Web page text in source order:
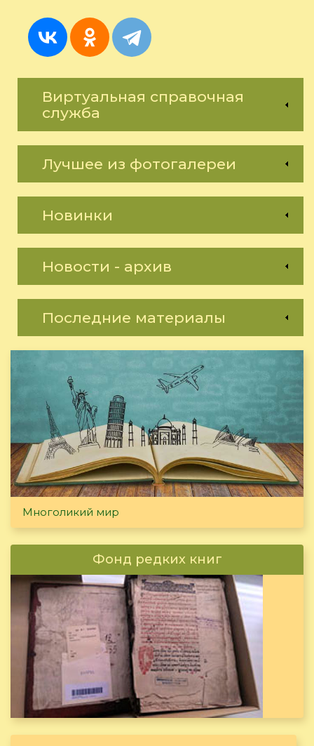
Виртуальная справочная
служба
Лучшее из фотогалереи
Новинки
Новости - архив
Последние материалы
Многоликий мир
Фонд редких книг